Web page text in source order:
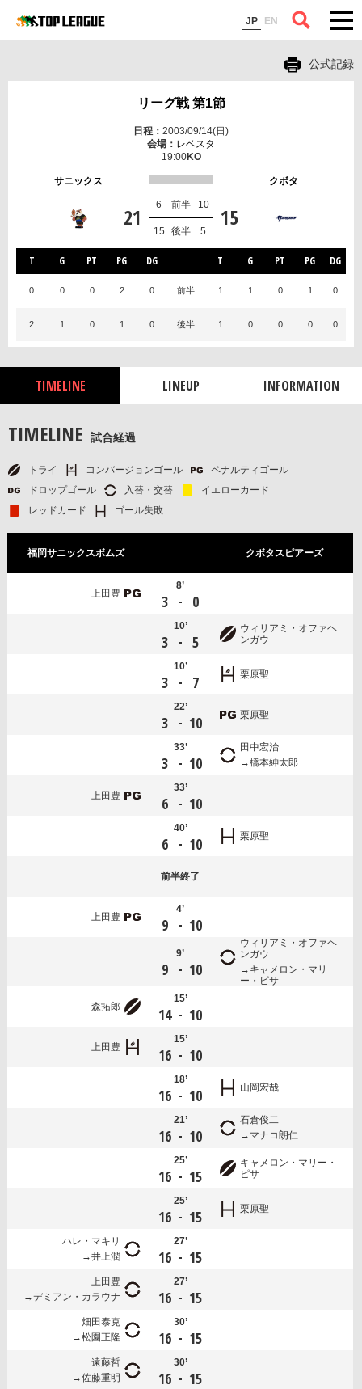
JP EN
コラム
公式記録
リーグ戦 第1節
2003/09/14(日)
レベスタ
19:00
サニックス クボタ
21 15
前半
6 10
後半
15 5
T G PT PG DG T G PT PG DG
0 0 0 2 0 前半 1 1 0 1 0
2 1 0 1 0 後半 1 0 0 0 0
TIMELINE LINEUP INFORMATION
TIMELINE 試合経過
トライ コンバージョンゴール
ペナルティゴール
ドロップゴール
入替・交替
イエローカード
レッドカード
ゴール失敗
福岡サニックスボムズ クボタスピアーズ
上田豊
8’
3 - 0
10’
3 - 5
ウィリアミ・オファヘ
ンガウ
10’
3 - 7 栗原聖
22’
3 - 10 栗原聖
33’
3 - 10
田中宏治
橋本紳太郎
上田豊
33’
6 - 10
40’
6 - 10 栗原聖
前半終了
上田豊
4’
9 - 10
9’
9 - 10
ウィリアミ・オファヘ
ンガウ
キャメロン・マリ
ー・ピサ
森拓郎
15’
14 - 10
上田豊
15’
16 - 10
18’
16 - 10 山岡宏哉
21’
16 - 10
石倉俊二
マナコ朗仁
25’
16 - 15
キャメロン・マリー・
ピサ
25’
16 - 15 栗原聖
ハレ・マキリ
井上潤
27’
16 - 15
上田豊
デミアン・カラウナ
27’
16 - 15
畑田泰克
松園正隆
30’
16 - 15
遠藤哲
佐藤重明
30’
16 - 15